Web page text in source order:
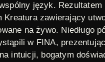
język. Rezultatem
Kreaturazawierający
na żywo. Niedługo
w FINA,
intuicji, bogatym